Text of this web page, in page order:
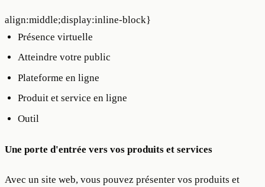
align:middle;display:inline-block}
Présence virtuelle
Atteindre votre public
Plateforme en ligne
Produit et service en ligne
Outil
Une porte d'entrée vers vos produits et services
Avec un site web, vous pouvez présenter vos produits et